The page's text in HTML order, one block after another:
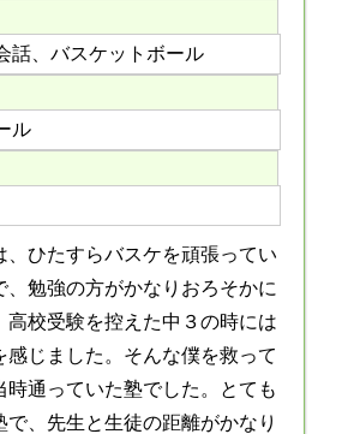
話、バスケットボール
ル
、ひたすらバスケを頑張ってい
、勉強の方がかなりおろそかに
高校受験を控えた中３の時には
感じました。そんな僕を救って
時通っていた塾でした。とても
で、先生と生徒の距離がかなり